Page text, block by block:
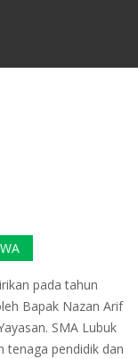
WA
pada tahun
Bapak Nazan Arif
SMA Lubuk
tenaga pendidik dan